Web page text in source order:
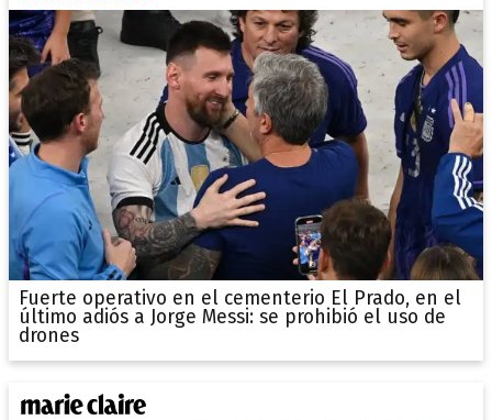
Fuerte operativo en el cementerio El Prado, en el
último adiós a Jorge Messi: se prohibió el uso de
drones